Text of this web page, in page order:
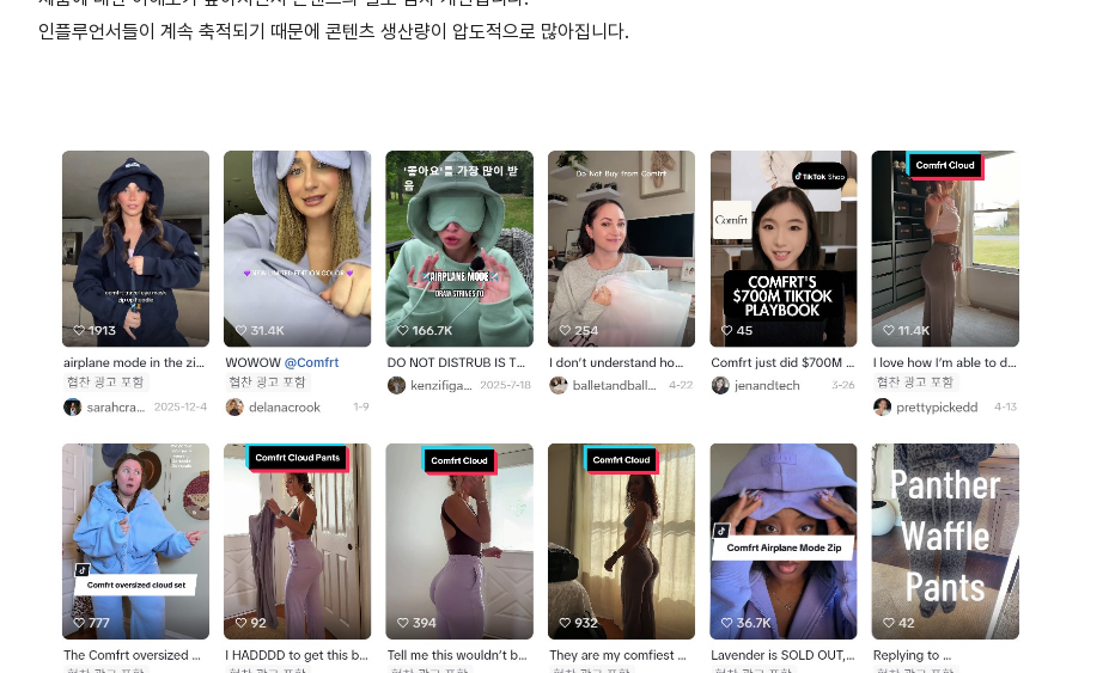
인플루언서들이 계속 축적되기 때문에 콘텐츠 생산량이 압도적으로 많아집니다.